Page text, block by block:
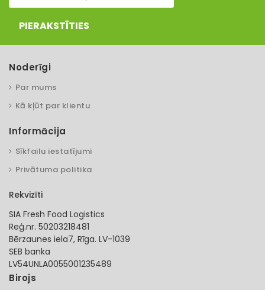
PIERAKSTĪTIES
Noderīgi
Par mums
Kā kļūt par klientu
Informācija
Sīkfailu iestatījumi
Privātuma politika
Rekvizīti
SIA Fresh Food Logistics
Reģ.nr. 50203218481
Bērzaunes iela7, Rīga. LV-1039
SEB banka
LV54UNLA0055001235489
Birojs